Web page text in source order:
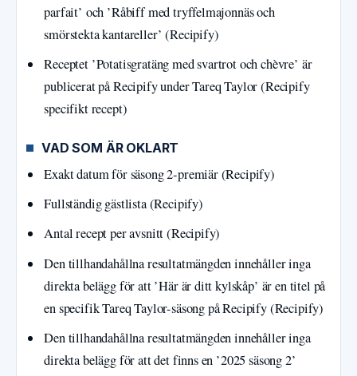
parfait’ och ’Råbiff med tryffelmajonnäs och
smörstekta kantareller’ (Recipify)
Receptet ’Potatisgratäng med svartrot och chèvre’ är
publicerat på Recipify under Tareq Taylor (Recipify
specifikt recept)
VAD SOM ÄR OKLART
Exakt datum för säsong 2-premiär (Recipify)
Fullständig gästlista (Recipify)
Antal recept per avsnitt (Recipify)
Den tillhandahållna resultatmängden innehåller inga
direkta belägg för att ’Här är ditt kylskåp’ är en titel på
en specifik Tareq Taylor-säsong på Recipify (Recipify)
Den tillhandahållna resultatmängden innehåller inga
direkta belägg för att det finns en ’2025 säsong 2’